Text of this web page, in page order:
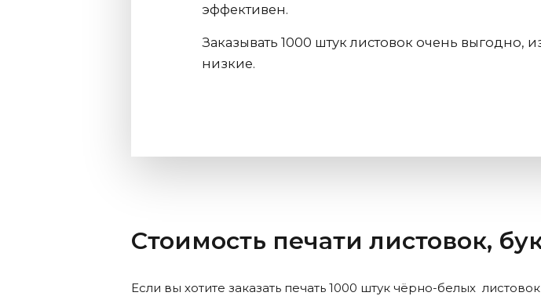
эффективен.
Заказывать 1000 штук листовок очень выгодно,
низкие.
Стоимость печати листовок,
Если вы хотите заказать печать 1000 штук чёрно-белых